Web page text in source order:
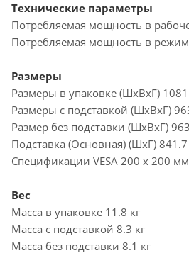
Технические параметры
Потребляемая мощность в
Потребляемая мощность в
Размеры
Размеры в упаковке (ШxВxГ)
Размеры с подставкой (ШxВxГ)
Размер без подставки (ШxВxГ)
Подставка (Основная) (ШxГ)
Спецификации VESA 200 x 200 мм
Вес
Масса в упаковке 11.8 кг
Масса с подставкой 8.3 кг
Масса без подставки 8.1 кг